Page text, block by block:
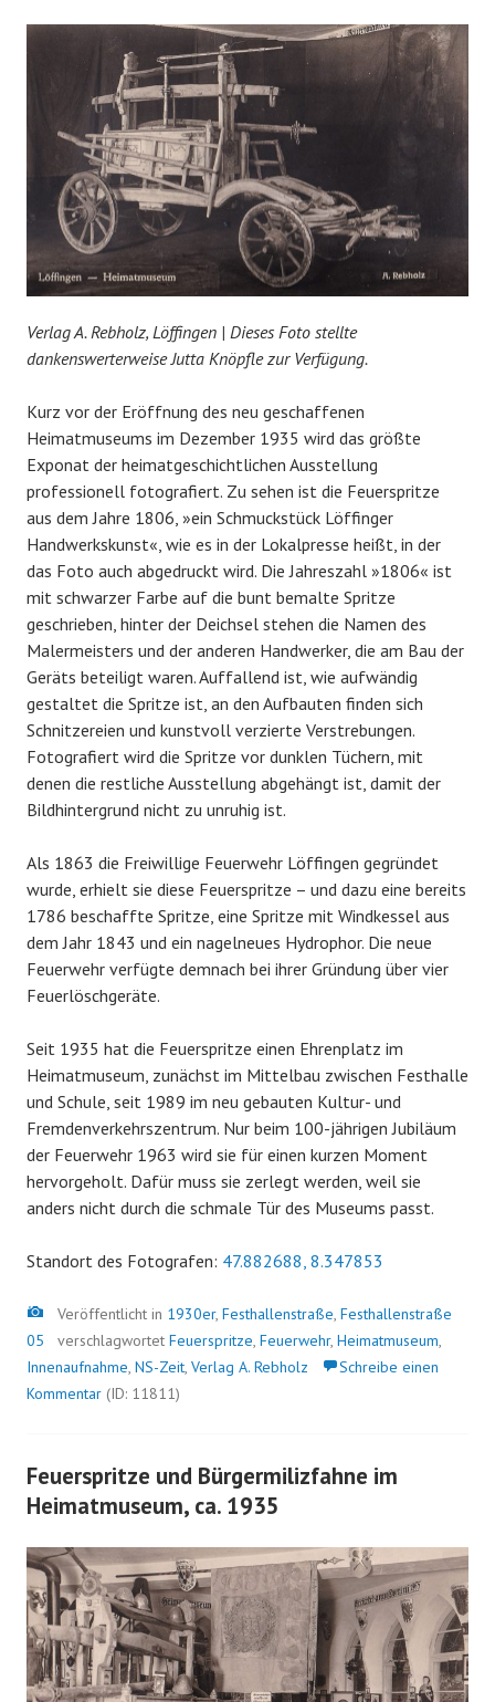
Verlag A. Rebholz, Löffingen | Dieses Foto stellte
dankenswerterweise Jutta Knöpfle zur Verfügung.
Kurz vor der Eröffnung des neu geschaffenen
Heimatmuseums im Dezember 1935 wird das größte
Exponat der heimatgeschichtlichen Ausstellung
professionell fotografiert. Zu sehen ist die Feuerspritze
aus dem Jahre 1806, »ein Schmuckstück Löffinger
Handwerkskunst«, wie es in der Lokalpresse heißt, in der
das Foto auch abgedruckt wird. Die Jahreszahl »1806« ist
mit schwarzer Farbe auf die bunt bemalte Spritze
geschrieben, hinter der Deichsel stehen die Namen des
Malermeisters und der anderen Handwerker, die am Bau der
Geräts beteiligt waren. Auffallend ist, wie aufwändig
gestaltet die Spritze ist, an den Aufbauten finden sich
Schnitzereien und kunstvoll verzierte Verstrebungen.
Fotografiert wird die Spritze vor dunklen Tüchern, mit
denen die restliche Ausstellung abgehängt ist, damit der
Bildhintergrund nicht zu unruhig ist.
Als 1863 die Freiwillige Feuerwehr Löffingen gegründet
wurde, erhielt sie diese Feuerspritze – und dazu eine bereits
1786 beschaffte Spritze, eine Spritze mit Windkessel aus
dem Jahr 1843 und ein nagelneues Hydrophor. Die neue
Feuerwehr verfügte demnach bei ihrer Gründung über vier
Feuerlöschgeräte.
Seit 1935 hat die Feuerspritze einen Ehrenplatz im
Heimatmuseum, zunächst im Mittelbau zwischen Festhalle
und Schule, seit 1989 im neu gebauten Kultur- und
Fremdenverkehrszentrum. Nur beim 100-jährigen Jubiläum
der Feuerwehr 1963 wird sie für einen kurzen Moment
hervorgeholt. Dafür muss sie zerlegt werden, weil sie
anders nicht durch die schmale Tür des Museums passt.
Standort des Fotografen: 47.882688, 8.347853
Bild
Veröffentlicht in 1930er, Festhallenstraße, Festhallenstraße
05
verschlagwortet Feuerspritze, Feuerwehr, Heimatmuseum,
Innenaufnahme, NS-Zeit, Verlag A. Rebholz
Schreibe einen
Kommentar (ID: 11811)
Feuerspritze und Bürgermilizfahne im
Heimatmuseum, ca. 1935